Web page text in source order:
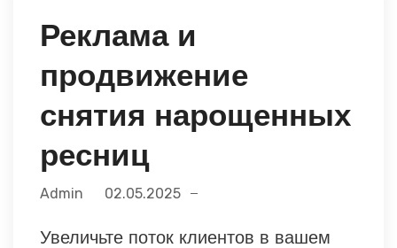
Реклама и
продвижение
снятия нарощенных
ресниц
Admin 02.05.2025
Увеличьте поток клиентов в вашем